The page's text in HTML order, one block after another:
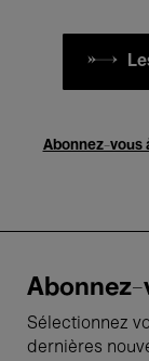
Abonnez-vous
Abonnez-
Sélectionnez
dernières